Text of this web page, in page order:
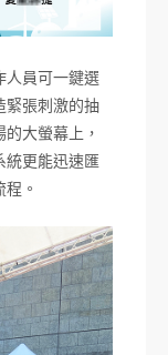
人員可一鍵選
緊張刺激的抽
大螢幕上，
統更能迅速匯
。